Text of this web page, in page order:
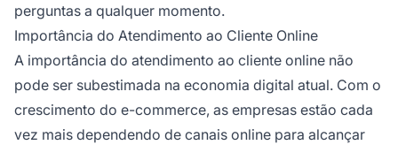
perguntas a qualquer momento.
Importância do Atendimento ao Cliente Online
A importância do atendimento ao cliente online não
pode ser subestimada na economia digital atual. Com o
crescimento do e-commerce, as empresas estão cada
vez mais dependendo de canais online para alcançar